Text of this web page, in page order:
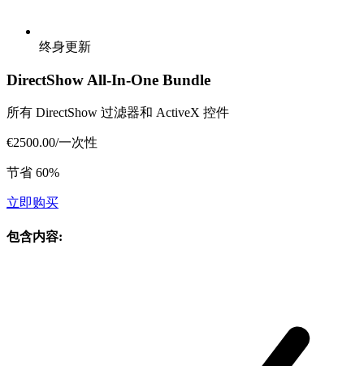
终身更新
DirectShow All-In-One Bundle
所有 DirectShow 过滤器和 ActiveX 控件
€2500.00/一次性
节省 60%
立即购买
包含内容: